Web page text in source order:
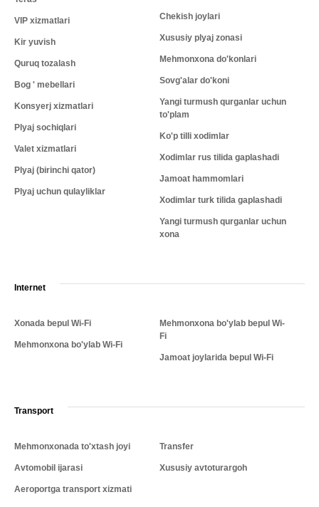
VIP xizmatlari
Kir yuvish
Quruq tozalash
Bog ' mebellari
Konsyerj xizmatlari
Plyaj sochiqlari
Valet xizmatlari
Plyaj (birinchi qator)
Plyaj uchun qulayliklar
Chekish joylari
Xususiy plyaj zonasi
Mehmonxona do'konlari
Sovg'alar do'koni
Yangi turmush qurganlar uchun
to'plam
Ko'p tilli xodimlar
Xodimlar rus tilida gaplashadi
Jamoat hammomlari
Xodimlar turk tilida gaplashadi
Yangi turmush qurganlar uchun
xona
Internet
Xonada bepul Wi-Fi
Mehmonxona bo'ylab Wi-Fi
Mehmonxona bo'ylab bepul Wi-
Fi
Jamoat joylarida bepul Wi-Fi
Transport
Mehmonxonada to'xtash joyi
Avtomobil ijarasi
Aeroportga transport xizmati
Transfer
Xususiy avtoturargoh